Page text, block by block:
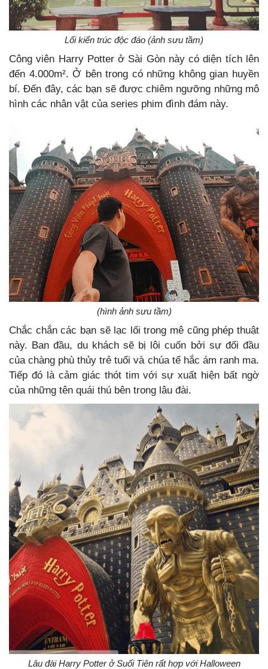
Lối kiến trúc độc đáo (ảnh sưu tầm)
Công viên Harry Potter ở Sài Gòn này có diện tích lên
đến 4.000m². Ở bên trong có những không gian huyền
bí. Đến đây, các bạn sẽ được chiêm ngưỡng những mô
hình các nhân vật của series phim đình đám này.
(hình ảnh sưu tầm)
Chắc chắn các bạn sẽ lạc lối trong mê cũng phép thuật
này. Ban đầu, du khách sẽ bị lôi cuốn bởi sự đối đầu
của chàng phù thủy trẻ tuổi và chúa tể hắc ám ranh ma.
Tiếp đó là cảm giác thót tim với sự xuất hiện bất ngờ
của những tên quái thú bên trong lâu đài.
Lâu đài Harry Potter ở Suối Tiên rất hợp với Halloween